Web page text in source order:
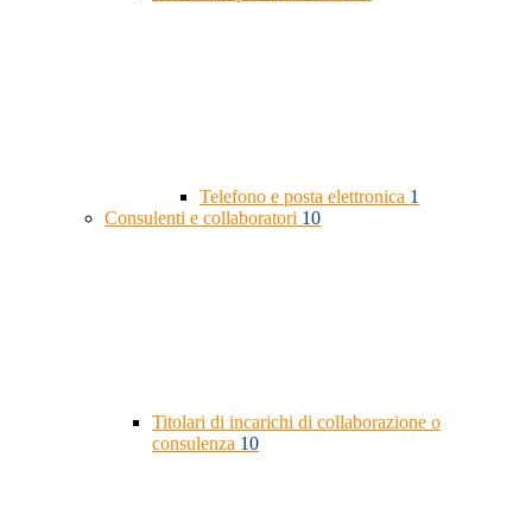
Telefono e posta elettronica 1
Consulenti e collaboratori 10
Titolari di incarichi di collaborazione o
consulenza 10